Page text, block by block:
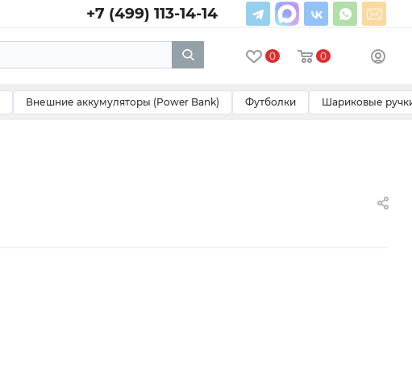
+7 (499) 113-14-14
0 0
Внешние аккумуляторы (Power Bank) Футболки Шариковые